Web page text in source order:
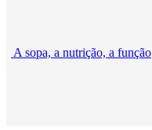
A sopa, a nutrição, a função